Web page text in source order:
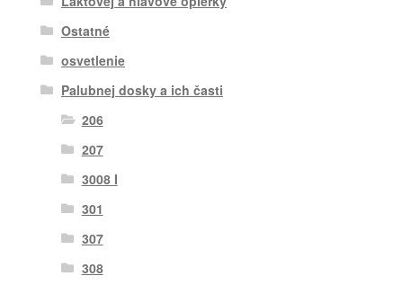
Ostatné
osvetlenie
Palubnej dosky a ich časti
206
207
3008 I
301
307
308